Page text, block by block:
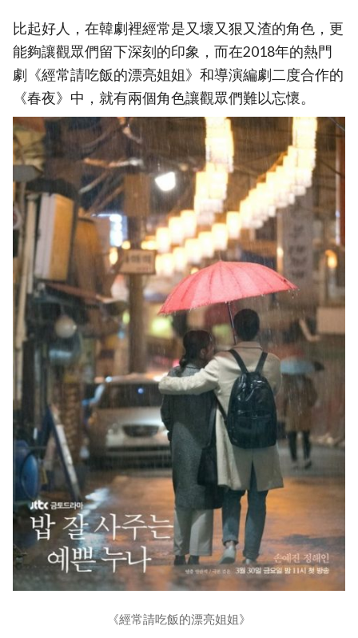
比起好人，在韓劇裡經常是又壞又狠又渣的角色，更
能夠讓觀眾們留下深刻的印象，而在2018年的熱門
劇《經常請吃飯的漂亮姐姐》和導演編劇二度合作的
《春夜》中，就有兩個角色讓觀眾們難以忘懷。
《經常請吃飯的漂亮姐姐》